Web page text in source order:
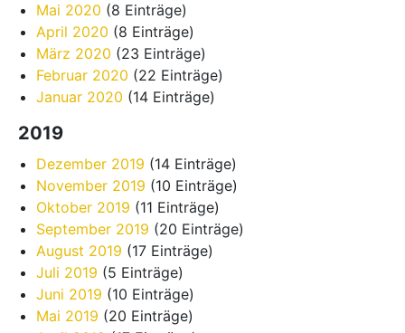
Mai 2020 (8 Einträge)
April 2020 (8 Einträge)
März 2020 (23 Einträge)
Februar 2020 (22 Einträge)
Januar 2020 (14 Einträge)
2019
Dezember 2019 (14 Einträge)
November 2019 (10 Einträge)
Oktober 2019 (11 Einträge)
September 2019 (20 Einträge)
August 2019 (17 Einträge)
Juli 2019 (5 Einträge)
Juni 2019 (10 Einträge)
Mai 2019 (20 Einträge)